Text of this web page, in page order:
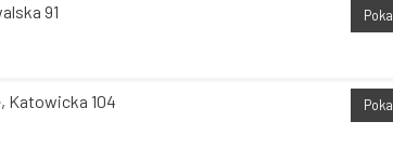
91
Katowicka 104